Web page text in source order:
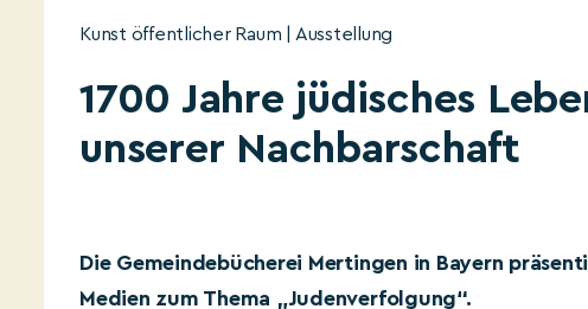
Kunst öffentlicher Raum | Ausstellung
1700 Jahre jüdisches
unserer Nachbarschaft
Die Gemeindebücherei Mertingen in Bayern
Medien zum Thema „Judenverfolgung“.